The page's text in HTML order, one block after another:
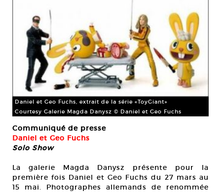
Daniel et Geo Fuchs, extrait de la série «ToyGiant»
Courtesy Galerie Magda Danysz © Daniel et Geo Fuchs
Communiqué de presse
Daniel et Geo Fuchs
Solo Show
La galerie Magda Danysz présente pour la
première fois Daniel et Geo Fuchs du 27 mars au
15 mai. Photographes allemands de renommée